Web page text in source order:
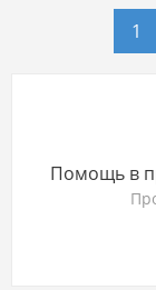
1
Помощь в